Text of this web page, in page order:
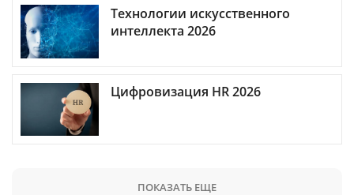
Технологии искусственного
интеллекта 2026
Цифровизация HR 2026
ПОКАЗАТЬ ЕЩЕ